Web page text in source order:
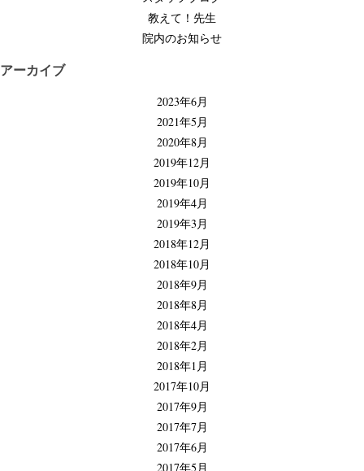
教えて！先生
院内のお知らせ
アーカイブ
2023年6月
2021年5月
2020年8月
2019年12月
2019年10月
2019年4月
2019年3月
2018年12月
2018年10月
2018年9月
2018年8月
2018年4月
2018年2月
2018年1月
2017年10月
2017年9月
2017年7月
2017年6月
2017年5月